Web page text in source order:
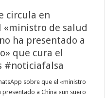
circula en
«ministro de salud
ha presentado a
que cura el
#noticiafalsa
sobre que el «ministro
presentado a China «un suero